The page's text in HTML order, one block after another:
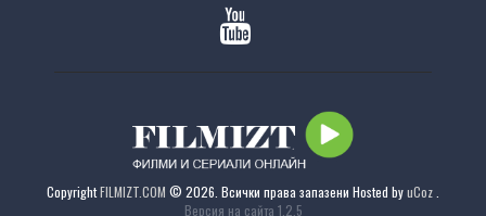
CopyrightFILMIZT.COM © 2026. Всички права запазени Hosted byuCoz
Версия на сайта 1.2.5